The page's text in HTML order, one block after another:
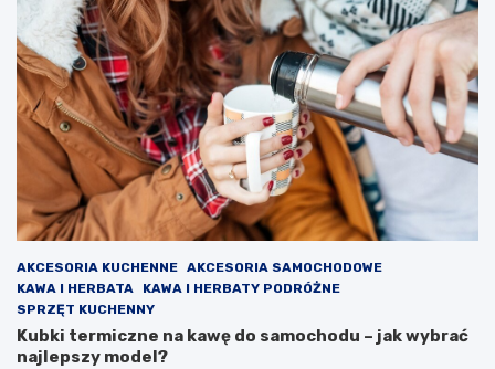
AKCESORIA KUCHENNE AKCESORIA SAMOCHODOWE
KAWA I HERBATA
KAWA I HERBATY PODRÓŻNE
SPRZĘT KUCHENNY
Kubki termiczne na kawę do samochodu – jak wybrać
najlepszy model?